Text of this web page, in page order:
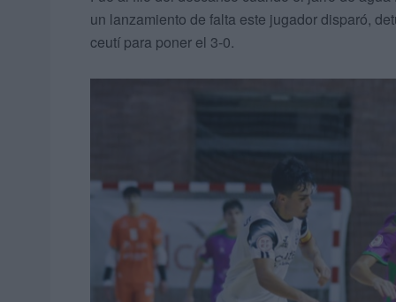
un lanzamiento de falta este jugador disparó,
ceutí para poner el 3-0.